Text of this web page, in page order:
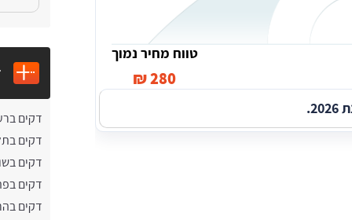
טווח מחיר נמוך
280 ₪
דקים
דקים
דקים
דקים
דקים